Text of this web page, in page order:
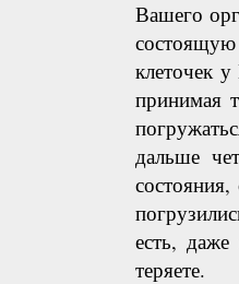
Вашего
клеточек
принимая
дальше
есть,
теряете.